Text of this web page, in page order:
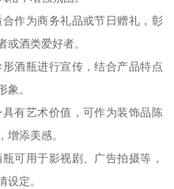
作为商务礼品或节日赠礼，彰
或酒类爱好者。
酒瓶进行宣传，结合产品特点
象。
有艺术价值，可作为装饰品陈
增添美感。
可用于影视剧、广告拍摄等，
设定。